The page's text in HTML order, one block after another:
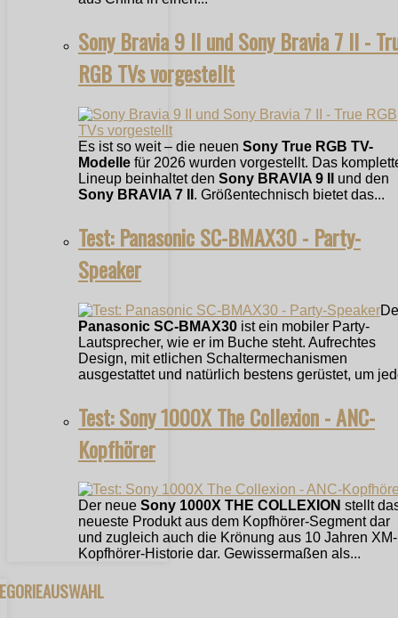
Sony Bravia 9 II und Sony Bravia 7 II -
RGB TVs vorgestellt
Es ist so weit – die neuen Sony True RGB TV-
Modelle für 2026 wurden vorgestellt. Das
Lineup beinhaltet den Sony BRAVIA 9 II
und den
Sony BRAVIA 7 II . Größentechnisch bietet das...
Test: Panasonic SC-BMAX30 - Party-
Speaker
Panasonic SC-BMAX30 ist ein mobiler Party-
Lautsprecher, wie er im Buche steht. Aufrechtes
Design, mit etlichen Schaltermechanismen
ausgestattet und natürlich bestens gerüstet, um
Test: Sony 1000X The Collexion - ANC-
Kopfhörer
Der neue Sony 1000X THE COLLEXION stellt
neueste Produkt aus dem Kopfhörer-Segment dar
und zugleich auch die Krönung aus 10 Jahren XM-
Kopfhörer-Historie dar. Gewissermaßen als...